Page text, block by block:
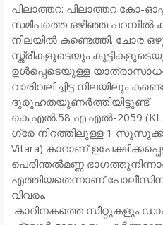
​പിലാത്തറ: പിലാത്തറ കോ-
സമീപത്തെ ഒഴിഞ്ഞ പറമ്പിൽ
നിലയിൽ കണ്ടെത്തി. ചോര
സ്ത്രീകളുടെയും
ഉൾപ്പെടെയുള്ള
വാരിവലിച്ചിട്ട നിലയിലും
ദുരൂഹതയുണർത്തിയിട്ടുണ്ട്.
​കെ.എൽ.58 എ.എൽ-2059 (KL
ഗ്രേ നിറത്തിലുള്ള 1 സുസുക്കി
Vitara) കാറാണ്
പെരിന്തൽമണ്ണ
എത്തിയതെന്നാണ് പോലീസിന്
വിവരം.
കാറിനകത്തെ സീറ്റുകളും